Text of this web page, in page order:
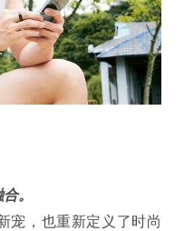
。
宠，也重新定义了时尚